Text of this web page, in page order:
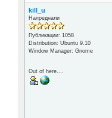
kill_u
Напреднали
Публикации: 1058
Distribution: Ubuntu 9.10
Window Manager: Gnome
Out of here....